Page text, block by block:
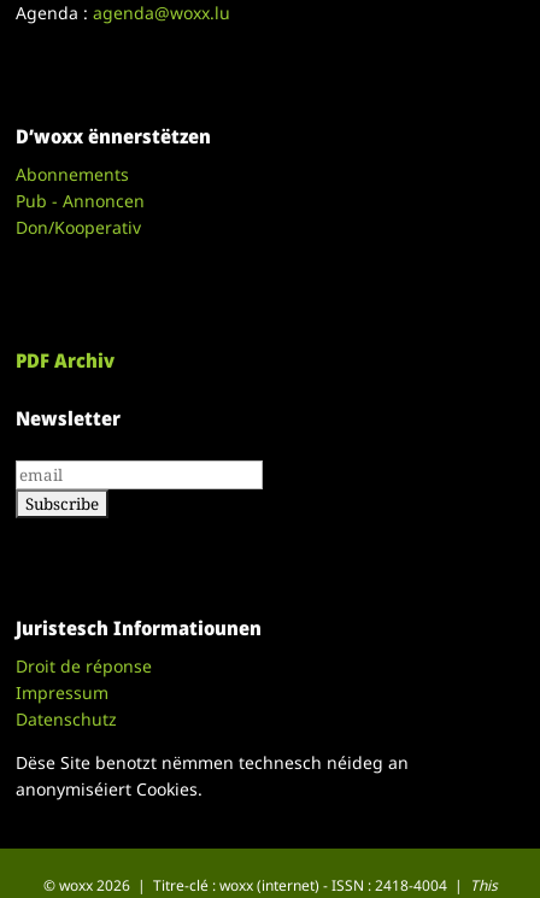
Agenda :agenda@woxx.lu
D’woxx ënnerstëtzen
Abonnements
Pub - Annoncen
Don/Kooperativ
PDF Archiv
Newsletter
Juristesch Informatiounen
Droit de réponse
Impressum
Datenschutz
Dëse Site benotzt nëmmen technesch néideg an
anonymiséiert Cookies.
© woxx 2026 | Titre-clé : woxx (internet) - ISSN : 2418-4004 | This